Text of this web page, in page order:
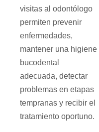
visitas al odontólogo
permiten prevenir
enfermedades,
mantener una higiene
bucodental
adecuada, detectar
problemas en etapas
tempranas y recibir el
tratamiento oportuno.